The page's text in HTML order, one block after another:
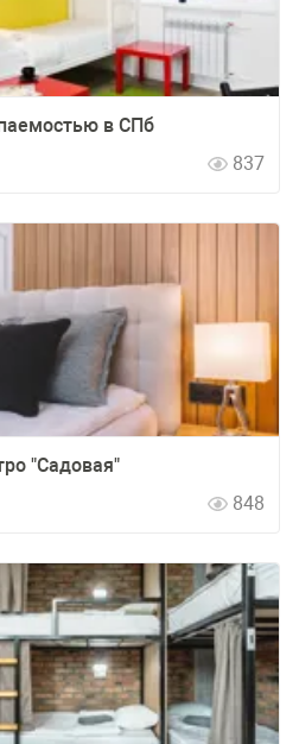
в СПб
837
"Садовая"
848